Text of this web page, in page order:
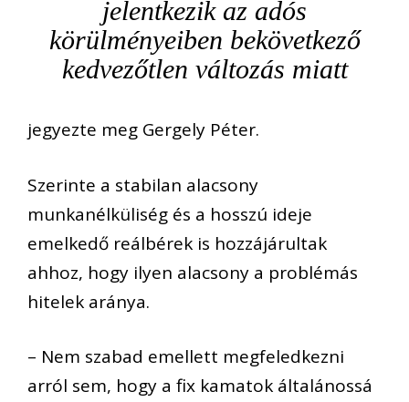
jelentkezik az adós
körülményeiben bekövetkező
kedvezőtlen változás miatt
jegyezte meg Gergely Péter.
Szerinte a stabilan alacsony
munkanélküliség és a hosszú ideje
emelkedő reálbérek is hozzájárultak
ahhoz, hogy ilyen alacsony a problémás
hitelek aránya.
– Nem szabad emellett megfeledkezni
arról sem, hogy a fix kamatok általánossá